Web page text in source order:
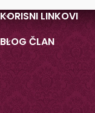
KORISNI LINKOVI
BLOG ČLAN